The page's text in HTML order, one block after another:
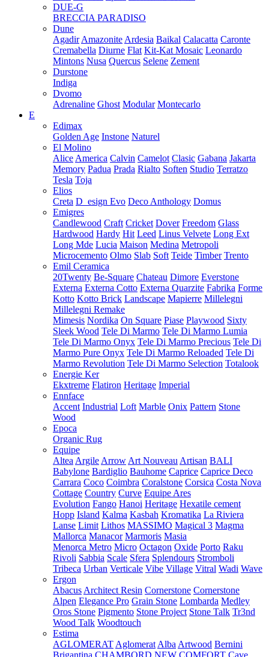
DUE-G
BRECCIA PARADISO
Dune
Agadir Amazonite Ardesia Baikal Calacatta Caronte
Cremabella Diurne Flat Kit-Kat Mosaic Leonardo
Mintons Nusa Quercus Selene Zement
Durstone
Indiga
Dvomo
Adrenaline Ghost Modular Montecarlo
E
Edimax
Golden Age Instone Naturel
El Molino
Alice America Calvin Camelot Clasic Gabana Jakarta
Memory Padua Prada Rialto Soften Studio Terratzo
Tesla Toja
Elios
Creta D_esign Evo Deco Anthology Domus
Emigres
Candlewood Craft Cricket Dover Freedom Glass
Hardwood Hardy Hit Leed Linus Velvete Long Ext
Long Mde Lucia Maison Medina Metropoli
Microcemento Olmo Slab Soft Teide Timber Trento
Emil Ceramica
20Twenty Be-Square Chateau Dimore Everstone
Externa Externa Cotto Externa Quarzite Fabrika Forme
Kotto Kotto Brick Landscape Mapierre Millelegni
Millelegni Remake
Mimesis Nordika On Square Piase Playwood Sixty
Sleek Wood Tele Di Marmo Tele Di Marmo Lumia
Tele Di Marmo Onyx Tele Di Marmo Precious Tele Di
Marmo Pure Onyx Tele Di Marmo Reloaded Tele Di
Marmo Revolution Tele Di Marmo Selection Totalook
Energie Ker
Ekxtreme Flatiron Heritage Imperial
Ennface
Accent Industrial Loft Marble Onix Pattern Stone
Wood
Epoca
Organic Rug
Equipe
Altea Argile Arrow Art Nouveau Artisan BALI
Babylone Bardiglio Bauhome Caprice Caprice Deco
Carrara Coco Coimbra Coralstone Corsica Costa Nova
Cottage Country Curve Equipe Ares
Evolution Fango Hanoi Heritage Hexatile cement
Hopp Island Kalma Kasbah Kromatika La Riviera
Lanse Limit Lithos MASSIMO Magical 3 Magma
Mallorca Manacor Marmoris Masia
Menorca Metro Micro Octagon Oxide Porto Raku
Rivoli Sabbia Scale Sfera Splendours Stromboli
Tribeca Urban Verticale Vibe Village Vitral Wadi Wave
Ergon
Abacus Architect Resin Cornerstone Cornerstone
Alpen Elegance Pro Grain Stone Lombarda Medley
Oros Stone Pigmento Stone Project Stone Talk Tr3nd
Wood Talk Woodtouch
Estima
AGLOMERAT Aglomerat Alba Artwood Bernini